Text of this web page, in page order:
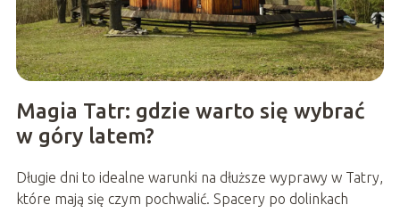
Magia Tatr: gdzie warto się wybrać
w góry latem?
Długie dni to idealne warunki na dłuższe wyprawy w Tatry,
które mają się czym pochwalić. Spacery po dolinkach